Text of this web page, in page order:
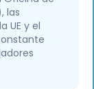
las
UE y el